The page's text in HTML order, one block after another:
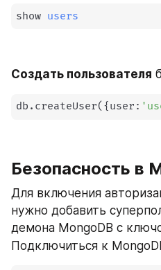
show users
Создать пользователя
db.createUser( { user:
Безопасность в
Для включения
нужно добавить
демона MongoDB с
Подключиться к